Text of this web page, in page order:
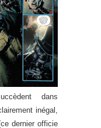
dans
inégal,
dernier officie